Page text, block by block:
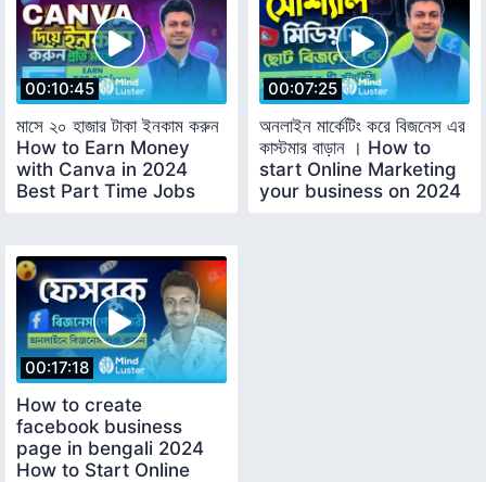
00:10:45
মাসে ২০ হাজার টাকা ইনকাম করুন
How to Earn Money
with Canva in 2024
Best Part Time Jobs
00:07:25
অনলাইন মার্কেটিং করে বিজনেস এর
কাস্টমার বাড়ান । How to
start Online Marketing
your business on 2024
00:17:18
How to create
facebook business
page in bengali 2024
How to Start Online